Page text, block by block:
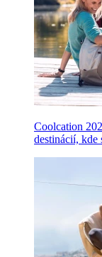
Coolcation
destinácií, kde